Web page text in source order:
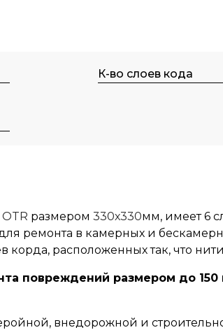
К-во слоев кода
OTR размером 330х330мм, имеет 6
ремонта в камерных и
корда, расположенных так, что
повреждений размером до
внедорожной и